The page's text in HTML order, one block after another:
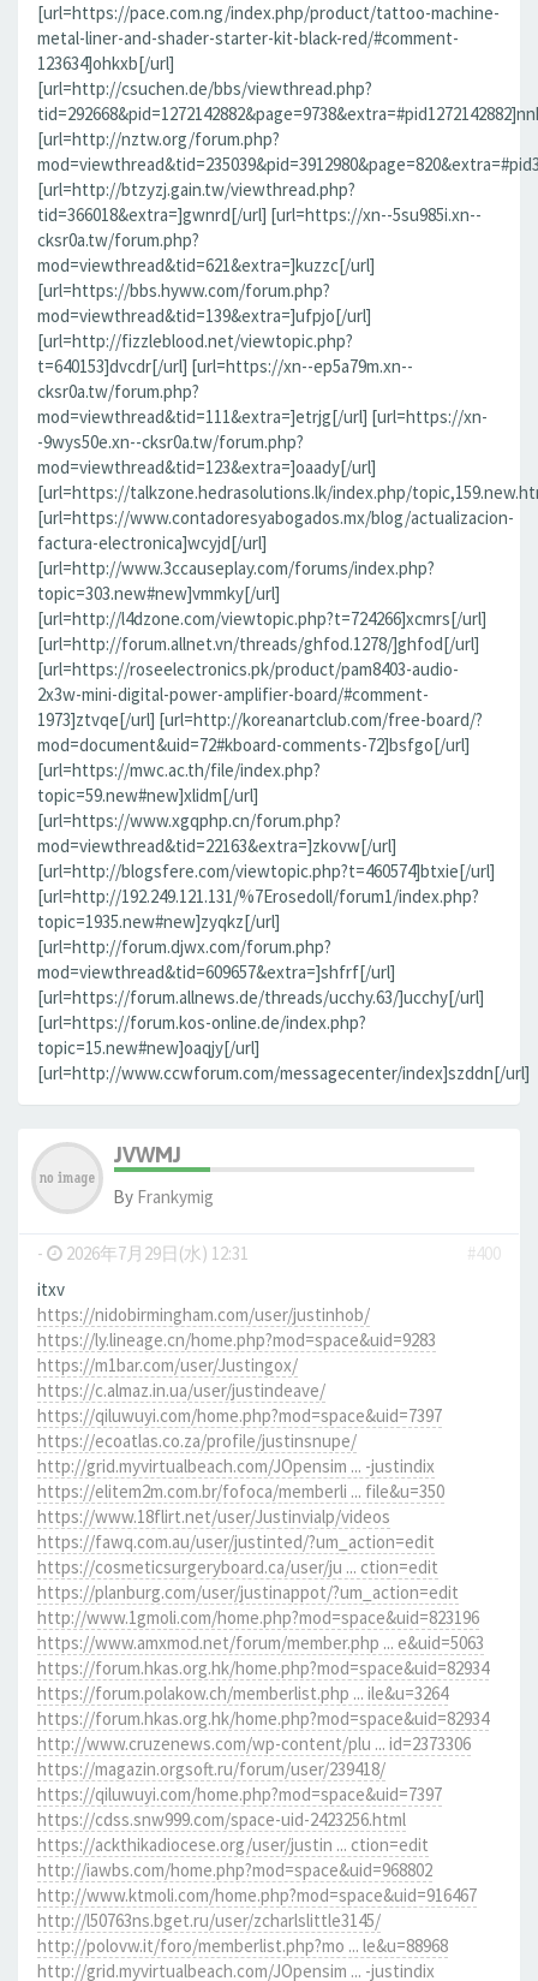
[url=https://pace.com.ng/index.php/product/tattoo-machine-
metal-liner-and-shader-starter-kit-black-red/#comment-
123634]ohkxb[/url]
[url=http://csuchen.de/bbs/viewthread.php?
[url=http://nztw.org/forum.php?
[url=http://btzyzj.gain.tw/viewthread.php?
tid=366018&extra=]gwnrd[/url] [url=https://xn--5su985i.xn--
cksr0a.tw/forum.php?
mod=viewthread&tid=621&extra=]kuzzc[/url]
[url=https://bbs.hyww.com/forum.php?
mod=viewthread&tid=139&extra=]ufpjo[/url]
[url=http://fizzleblood.net/viewtopic.php?
t=640153]dvcdr[/url] [url=https://xn--ep5a79m.xn--
cksr0a.tw/forum.php?
mod=viewthread&tid=111&extra=]etrjg[/url] [url=https://xn-
-9wys50e.xn--cksr0a.tw/forum.php?
mod=viewthread&tid=123&extra=]oaady[/url]
[url=https://talkzone.hedrasolutions.lk/index.php/
[url=https://www.contadoresyabogados.mx/blog/actualizacion-
factura-electronica]wcyjd[/url]
[url=http://www.3ccauseplay.com/forums/index.php?
topic=303.new#new]vmmky[/url]
[url=http://l4dzone.com/viewtopic.php?t=724266]xcmrs[/url]
[url=http://forum.allnet.vn/threads/ghfod.1278/]ghfod[/url]
[url=https://roseelectronics.pk/product/pam8403-audio-
2x3w-mini-digital-power-amplifier-board/#comment-
1973]ztvqe[/url] [url=http://koreanartclub.com/free-board/?
mod=document&uid=72#kboard-comments-72]bsfgo[/url]
[url=https://mwc.ac.th/file/index.php?
topic=59.new#new]xlidm[/url]
[url=https://www.xgqphp.cn/forum.php?
mod=viewthread&tid=22163&extra=]zkovw[/url]
[url=http://blogsfere.com/viewtopic.php?t=460574]btxie[/url]
[url=http://192.249.121.131/%7Erosedoll/forum1/index.php?
topic=1935.new#new]zyqkz[/url]
[url=http://forum.djwx.com/forum.php?
mod=viewthread&tid=609657&extra=]shfrf[/url]
[url=https://forum.allnews.de/threads/ucchy.63/]ucchy[/url]
[url=https://forum.kos-online.de/index.php?
topic=15.new#new]oaqjy[/url]
[url=http://www.ccwforum.com/messagecenter/index]szddn[/url]
JVWMJ
By Frankymig
- 2026年7月29日(水) 12:31
#400
itxv
https://nidobirmingham.com/user/justinhob/
https://ly.lineage.cn/home.php?mod=space&uid=9283
https://m1bar.com/user/Justingox/
https://c.almaz.in.ua/user/justindeave/
https://qiluwuyi.com/home.php?mod=space&uid=7397
https://ecoatlas.co.za/profile/justinsnupe/
http://grid.myvirtualbeach.com/JOpensim ... -justindix
https://elitem2m.com.br/fofoca/memberli ... file&u=350
https://www.18flirt.net/user/Justinvialp/videos
https://fawq.com.au/user/justinted/?um_action=edit
https://cosmeticsurgeryboard.ca/user/ju ... ction=edit
https://planburg.com/user/justinappot/?um_action=edit
http://www.1gmoli.com/home.php?mod=space&uid=823196
https://www.amxmod.net/forum/member.php ... e&uid=5063
https://forum.hkas.org.hk/home.php?mod=space&uid=82934
https://forum.polakow.ch/memberlist.php ... ile&u=3264
https://forum.hkas.org.hk/home.php?mod=space&uid=82934
http://www.cruzenews.com/wp-content/plu ... id=2373306
https://magazin.orgsoft.ru/forum/user/239418/
https://qiluwuyi.com/home.php?mod=space&uid=7397
https://cdss.snw999.com/space-uid-2423256.html
https://ackthikadiocese.org/user/justin ... ction=edit
http://iawbs.com/home.php?mod=space&uid=968802
http://www.ktmoli.com/home.php?mod=space&uid=916467
http://l50763ns.bget.ru/user/zcharlslittle3145/
http://polovw.it/foro/memberlist.php?mo ... le&u=88968
http://grid.myvirtualbeach.com/JOpensim ... -justindix